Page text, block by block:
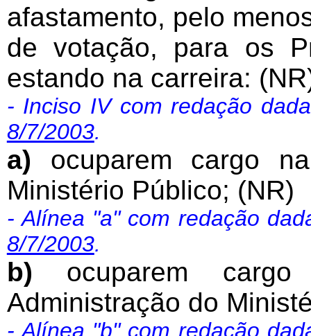
afastamento, pelo
de votação, para os
estando na carreira:
- Inciso IV com redação
8/7/2003.
a) ocuparem cargo
Ministério Público; (NR)
- Alínea "a" com redação
8/7/2003.
b) ocuparem
Administração do
- Alínea "b" com redação